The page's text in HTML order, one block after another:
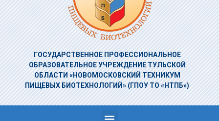
ГОСУДАРСТВЕННОЕ ПРОФЕССИОНАЛЬНОЕ
ОБРАЗОВАТЕЛЬНОЕ УЧРЕЖДЕНИЕТУЛЬСКОЙ
ОБЛАСТИ «НОВОМОСКОВСКИЙ ТЕХНИКУМ
ПИЩЕВЫХ БИОТЕХНОЛОГИЙ» (ГПОУ ТО «НТПБ»)